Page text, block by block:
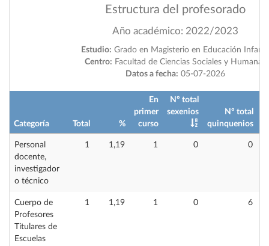
Estructura del profesorado
Año académico: 2022/2023
Estudio: Grado en Magisterio en Educación
Centro: Facultad de Ciencias Sociales y Humanas
Datos a fecha: 05-07-2026
Categoría Total %
En
primer
curso
Nº total
sexenios
Nº total
quinquenios
Personal
docente,
investigador
o técnico
1 1,19 1 0 0
Cuerpo de
Profesores
Titulares de
Escuelas
1 1,19 1 0 6